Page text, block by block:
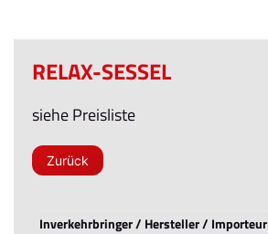
RELAX-SESSEL
siehe Preisliste
Zurück
Inverkehrbringer / Hersteller / Importeur